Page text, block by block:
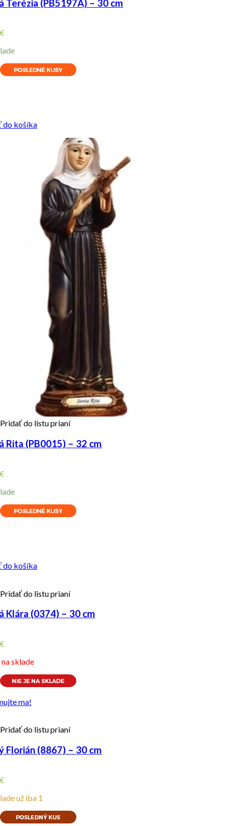
Terézia (PB5197A) – 30 cm
€
do košíka
Pridať do listu prianí
Rita (PB0015) – 32 cm
€
do košíka
Pridať do listu prianí
Klára (0374) – 30 cm
€
sklade
ma!
Pridať do listu prianí
Florián (8867) – 30 cm
€
už iba 1